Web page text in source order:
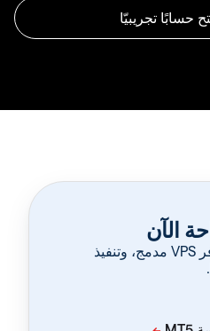
‏21 إطارًا زمنيًا، وسيرفر VPS مدمج، وتنفيذ